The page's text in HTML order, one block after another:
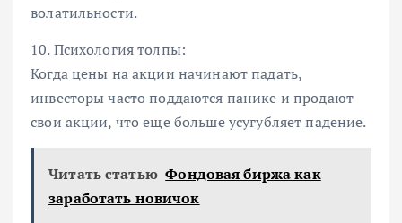
волатильности.
10. Психология толпы:
Когда цены на акции начинают падать,
инвесторы часто поддаются панике и продают
свои акции, что еще больше усугубляет падение.
Читать статью Фондовая биржа как
заработать новичок